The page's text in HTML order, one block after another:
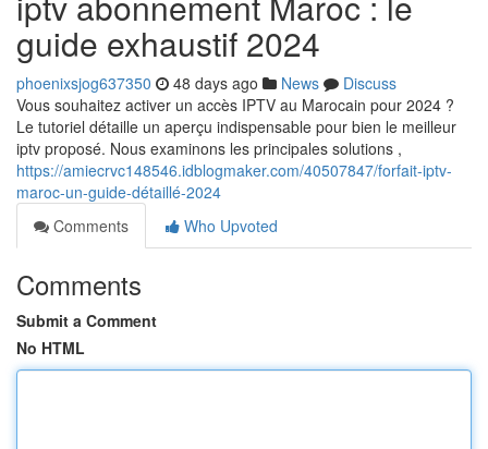
guide exhaustif 2024
phoenixsjog637350 48 days ago News
Discuss
Vous souhaitez activer un accès IPTV au Marocain pour 2024 ?
Le tutoriel détaille un aperçu indispensable pour bien le meilleur
iptv proposé. Nous examinons les principales solutions ,
https://amiecrvc148546.idblogmaker.com/40507847/forfait-iptv-
maroc-un-guide-détaillé-2024
Comments
Who Upvoted
Comments
Submit a Comment
No HTML